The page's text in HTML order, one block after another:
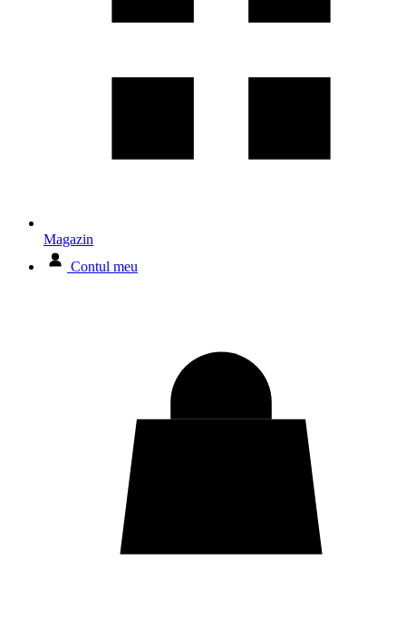
Magazin
Contul meu